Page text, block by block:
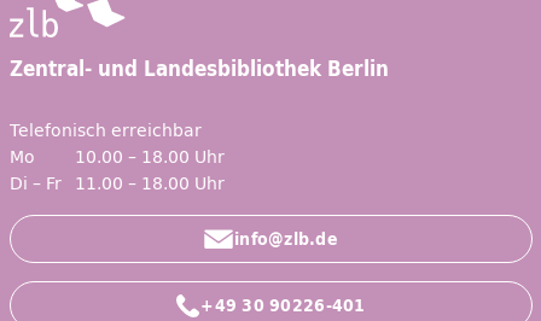
Zentral- und Landesbibliothek Berlin
Telefonisch erreichbar
Mo
10.00 – 18.00 Uhr
Di – Fr 11.00 – 18.00 Uhr
info@zlb.de
+49 30 90226-401